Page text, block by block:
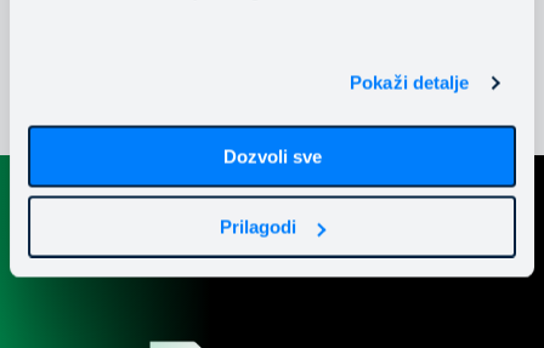
Pokaži detalje
Dozvoli sve
Prilagodi